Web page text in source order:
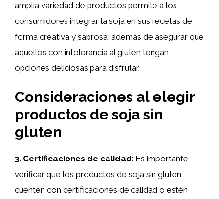
amplia variedad de productos permite a los
consumidores integrar la soja en sus recetas de
forma creativa y sabrosa, además de asegurar que
aquellos con intolerancia al gluten tengan
opciones deliciosas para disfrutar.
Consideraciones al elegir
productos de soja sin
gluten
3. Certificaciones de calidad: Es importante
verificar que los productos de soja sin gluten
cuenten con certificaciones de calidad o estén